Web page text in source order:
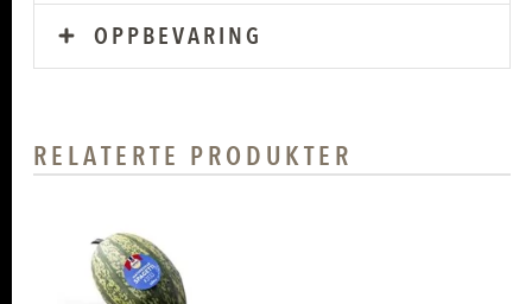
OPPBEVARING
RELATERTE PRODUKTER